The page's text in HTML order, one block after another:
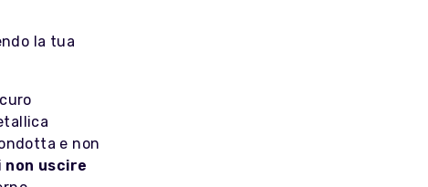
la tua
e non
non uscire